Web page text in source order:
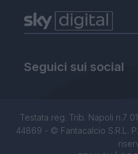
Seguici sui social
Testata reg. Trib. Napoli n.7
44869 - © Fantacalcio S.R.L.